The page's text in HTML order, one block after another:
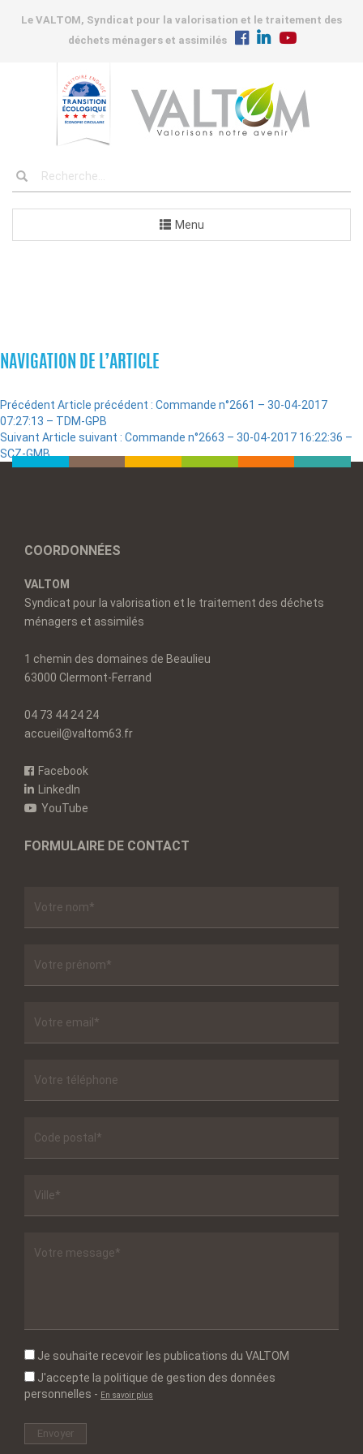
Le VALTOM, Syndicat pour la valorisation et le traitement des
déchets ménagers et assimilés
Menu
NAVIGATION DE L’ARTICLE
Précédent Article précédent : Commande n°2661 – 30-04-2017
07:27:13 – TDM-GPB
Suivant Article suivant : Commande n°2663 – 30-04-2017 16:22:36 –
SCZ-GMB
COORDONNÉES
VALTOM
Syndicat pour la valorisation et le traitement des déchets
ménagers et assimilés
1 chemin des domaines de Beaulieu
63000 Clermont-Ferrand
04 73 44 24 24
accueil@valtom63.fr
Facebook
LinkedIn
YouTube
FORMULAIRE DE CONTACT
Je souhaite recevoir les publications du VALTOM
J'accepte la politique de gestion des données
personnelles - En savoir plus